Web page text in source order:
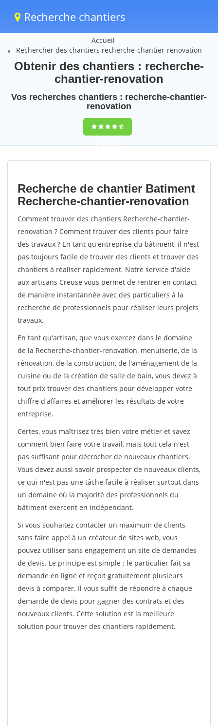
Recherche chantiers
Accueil
Rechercher des chantiers recherche-chantier-renovation
Obtenir des chantiers : recherche-
chantier-renovation
Vos recherches chantiers : recherche-chantier-
renovation
9,5(100%)59
votes
Recherche de chantier Batiment
Recherche-chantier-renovation
Comment trouver des chantiers Recherche-chantier-
renovation ? Comment trouver des clients pour faire
des travaux ? En tant qu'entreprise du bâtiment, il n'est
pas toujours facile de trouver des clients et trouver des
chantiers à réaliser rapidement. Notre service d'aide
aux artisans Creuse vous permet de rentrer en contact
de manière instantannée avec des particuliers à la
recherche de professionnels pour réaliser leurs projets
travaux.
En tant qu'artisan, que vous exercez dans le domaine
de la Recherche-chantier-renovation, menuiserie, de la
rénovation, de la construction, de l'aménagement de la
cuisine ou de la création de salle de bain, vous devez à
tout prix trouver des chantiers pour développer votre
chiffre d'affaires et améliorer les résultats de votre
entreprise.
Certes, vous maîtrisez très bien votre métier et savez
comment bien faire votre travail, mais tout cela n'est
pas suffisant pour décrocher de nouveaux chantiers.
Vous devez aussi savoir prospecter de nouveaux clients,
ce qui n'est pas une tâche facile à réaliser surtout dans
un domaine où la majorité des professionnels du
bâtiment exercent en indépendant.
Si vous souhaitez contacter un maximum de clients
sans faire appel à un créateur de sites web, vous
pouvez utiliser sans engagement un site de demandes
de devis. Le principe est simple : le particulier fait sa
demande en ligne et reçoit gratuitement plusieurs
devis à comparer. Il vous suffit de répondre à chaque
demande de devis pour gagner des contrats et des
nouveaux clients. Cette solution est la meilleure
solution pour trouver des chantiers rapidement.